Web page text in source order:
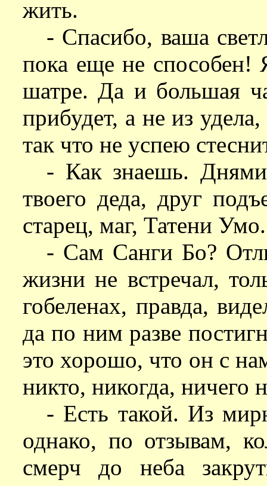
жить.
- Спасибо, ваша
пока еще не
шатре. Да и большая
прибудет, а не из
так что не успею
- Как знаешь.
твоего деда, друг
старец, маг, Татени Умо.
- Сам Санги Бо?
жизни не встречал,
гобеленах, правда,
да по ним разве
это хорошо, что он с
никто, никогда, ничего
- Есть такой. Из
однако, по отзывам,
смерч до неба